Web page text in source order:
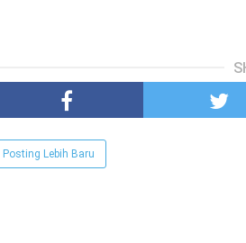
Posting Lebih Baru